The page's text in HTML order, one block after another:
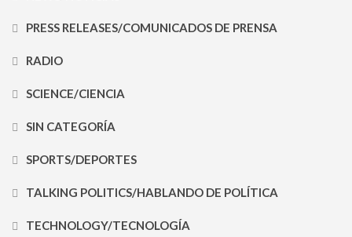
PRESS RELEASES/COMUNICADOS DE PRENSA
RADIO
SCIENCE/CIENCIA
SIN CATEGORÍA
SPORTS/DEPORTES
TALKING POLITICS/HABLANDO DE POLÍTICA
TECHNOLOGY/TECNOLOGÍA